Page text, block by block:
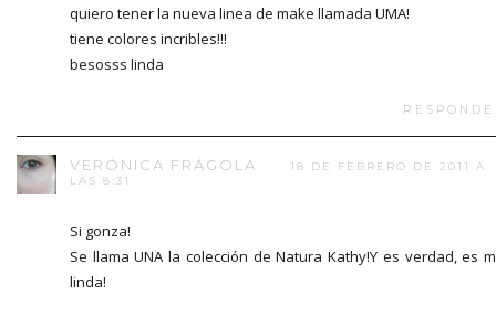
quiero tener la nueva linea de make llamada UMA!
tiene colores incribles!!!
besosss linda
VERÓNICA FRÁGOLA
18 DE FEBRERO DE 2011 A
LAS 8:31
Si gonza!
Se llama UNA la colección de Natura Kathy!Y es verdad, es
linda!